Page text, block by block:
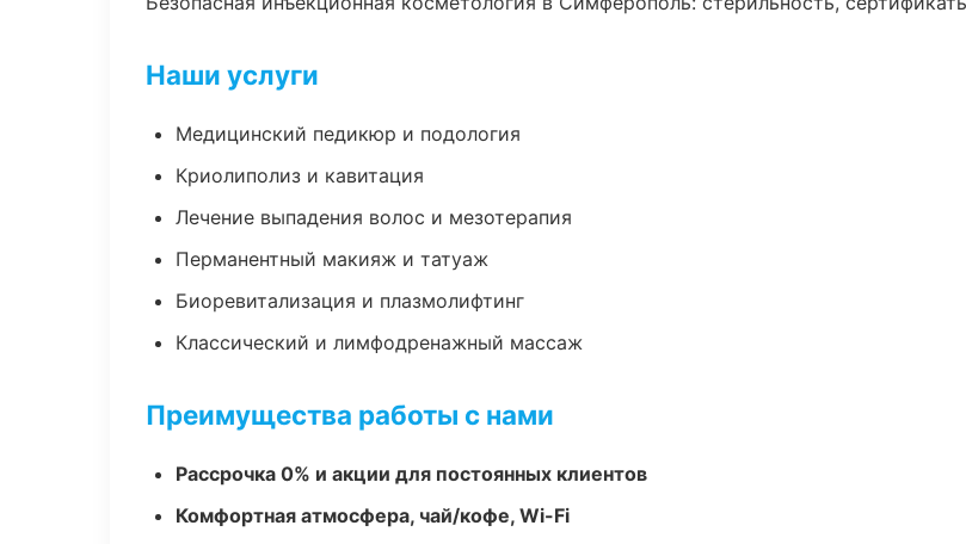
Наши услуги
Медицинский педикюр и подология
Криолиполиз и кавитация
Лечение выпадения волос и мезотерапия
Перманентный макияж и татуаж
Биоревитализация и плазмолифтинг
Классический и лимфодренажный массаж
Преимущества работы с нами
Рассрочка 0% и акции для постоянных клиентов
Комфортная атмосфера, чай/кофе, Wi-Fi